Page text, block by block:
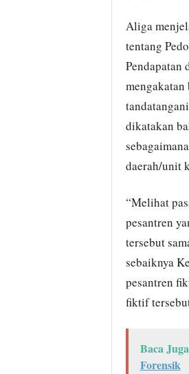
Aliga
tentang
Pendapatan
dikatakan
daerah/unit
“Melihat
pesantren
tersebut
sebaiknya
pesantren
fiktif
Baca
Forensik